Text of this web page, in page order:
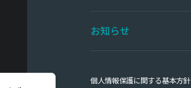
お知らせ
個人情報保護に関する基本方針